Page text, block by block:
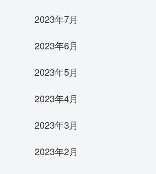
2023年7月
2023年6月
2023年5月
2023年4月
2023年3月
2023年2月